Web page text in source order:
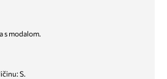
s modalom.
S.